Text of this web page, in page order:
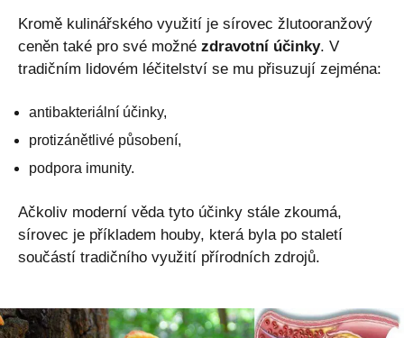
Kromě kulinářského využití je sírovec žlutooranžový
ceněn také pro své možné zdravotní účinky. V
tradičním lidovém léčitelství se mu přisuzují zejména:
antibakteriální účinky,
protizánětlivé působení,
podpora imunity.
Ačkoliv moderní věda tyto účinky stále zkoumá,
sírovec je příkladem houby, která byla po staletí
součástí tradičního využití přírodních zdrojů.